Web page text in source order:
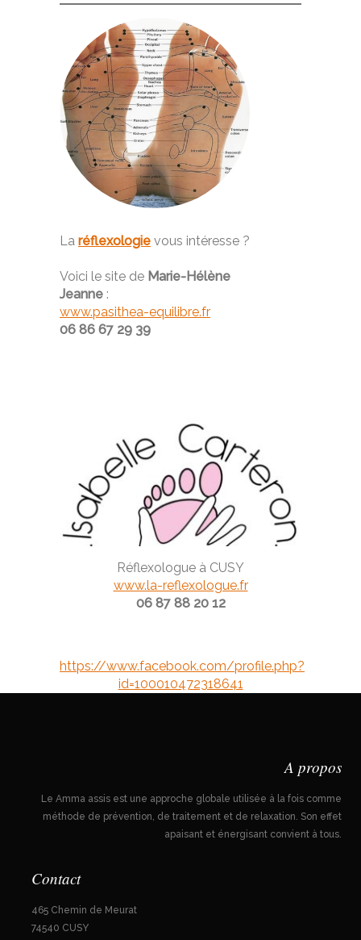
La réflexologie vous intéresse ?
Voici le site de Marie-Hélène
Jeanne :
www.pasithea-equilibre.fr
06 86 67 29 39
Réflexologue à CUSY
www.la-reflexologue.fr
06 87 88 20 12
https://www.facebook.com/profile.php?
id=100010472318641
A propos
Le Amma assis est une approche globale utilisée à la fois comme
méthode de prévention, de traitement et de relaxation. Son effet
apaisant et énergisant convient à tous.
Contact
465 Chemin de Meurat
74540 CUSY